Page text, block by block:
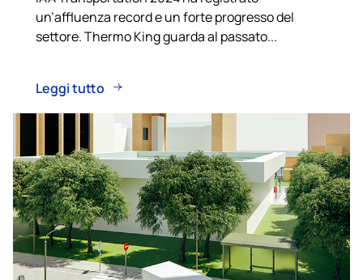
un’affluenza record e un forte progresso del
settore. Thermo King guarda al passato...
Leggi tutto